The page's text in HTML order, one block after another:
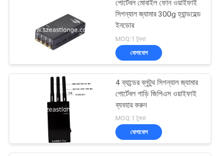
ওয়্যারলেস কমিউনিকেশন
নেটওয়ার্ক
পোর্টেবল মোবাইল ফোন ওয়াইফাই
সিগন্যাল জ্যামার 300g হ্যান্ডহেল্ড
ইনডোর
MOQ:1 টুকরা
যোগাযোগ
4 ব্যান্ডের ব্লুটুথ সিগন্যাল জ্যামার
পোর্টেবল গাড়ি জিপিএস ওয়াইফাই
ব্যবহার করুন
MOQ:1 টুকরা
যোগাযোগ